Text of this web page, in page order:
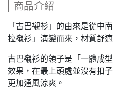
商品介紹
「古巴襯衫」的由來是從中
拉襯衫」演變而來，材質舒
古巴襯衫的領子是「一體成
效果，在最上頭處並沒有扣
更加通風涼爽。